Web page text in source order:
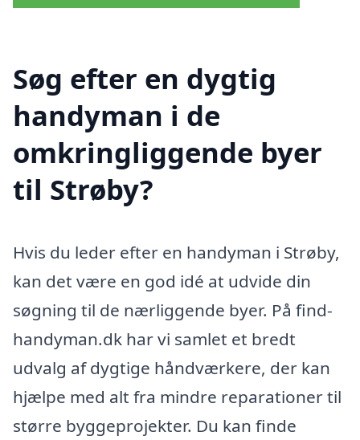
Søg efter en dygtig
handyman i de
omkringliggende byer
til Strøby?
Hvis du leder efter en handyman i Strøby,
kan det være en god idé at udvide din
søgning til de nærliggende byer. På find-
handyman.dk har vi samlet et bredt
udvalg af dygtige håndværkere, der kan
hjælpe med alt fra mindre reparationer til
større byggeprojekter. Du kan finde